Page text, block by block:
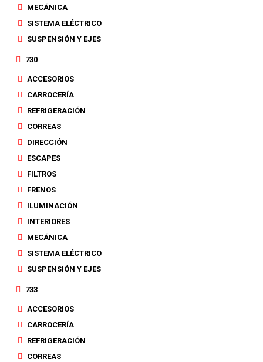
MECÁNICA
SISTEMA ELÉCTRICO
SUSPENSIÓN Y EJES
730
ACCESORIOS
CARROCERÍA
REFRIGERACIÓN
CORREAS
DIRECCIÓN
ESCAPES
FILTROS
FRENOS
ILUMINACIÓN
INTERIORES
MECÁNICA
SISTEMA ELÉCTRICO
SUSPENSIÓN Y EJES
733
ACCESORIOS
CARROCERÍA
REFRIGERACIÓN
CORREAS